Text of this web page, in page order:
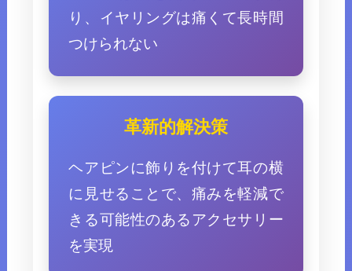
り、イヤリングは痛くて長時間
つけられない
革新的解決策
ヘアピンに飾りを付けて耳の横
に見せることで、痛みを軽減で
きる可能性のあるアクセサリー
を実現